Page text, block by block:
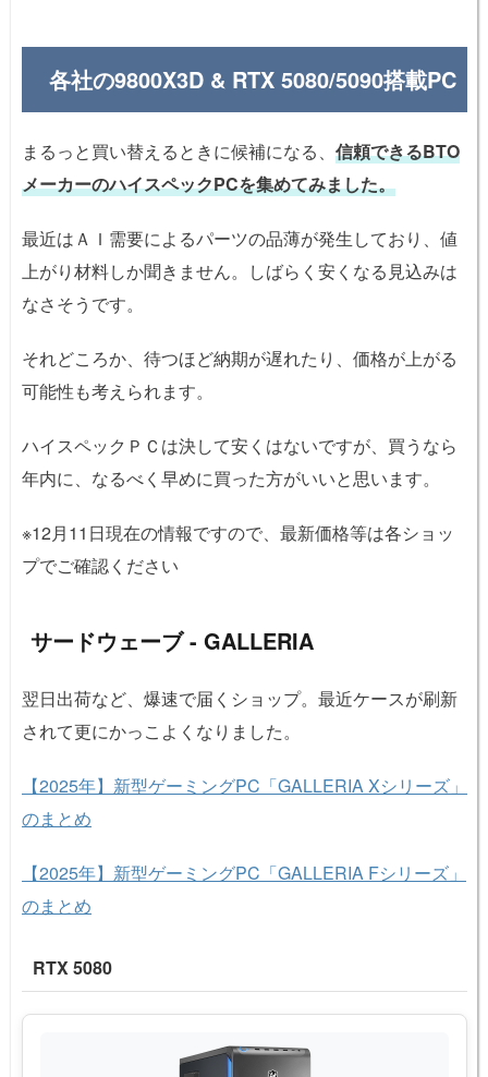
各社の9800X3D & RTX 5080/5090搭載PC
まるっと買い替えるときに候補になる、 信頼できるBTO
メーカーのハイスペックPCを集めてみました。
最近はＡＩ需要によるパーツの品薄が発生しており、値
上がり材料しか聞きません。しばらく安くなる見込みは
なさそうです。
それどころか、待つほど納期が遅れたり、価格が上がる
可能性も考えられます。
ハイスペックＰＣは決して安くはないですが、買うなら
年内に、なるべく早めに買った方がいいと思います。
※12月11日現在の情報ですので、最新価格等は各ショッ
プでご確認ください
サードウェーブ - GALLERIA
翌日出荷など、爆速で届くショップ。最近ケースが刷新
されて更にかっこよくなりました。
【2025年】新型ゲーミングPC「GALLERIA Xシリーズ」
のまとめ
【2025年】新型ゲーミングPC「GALLERIA Fシリーズ」
のまとめ
RTX 5080